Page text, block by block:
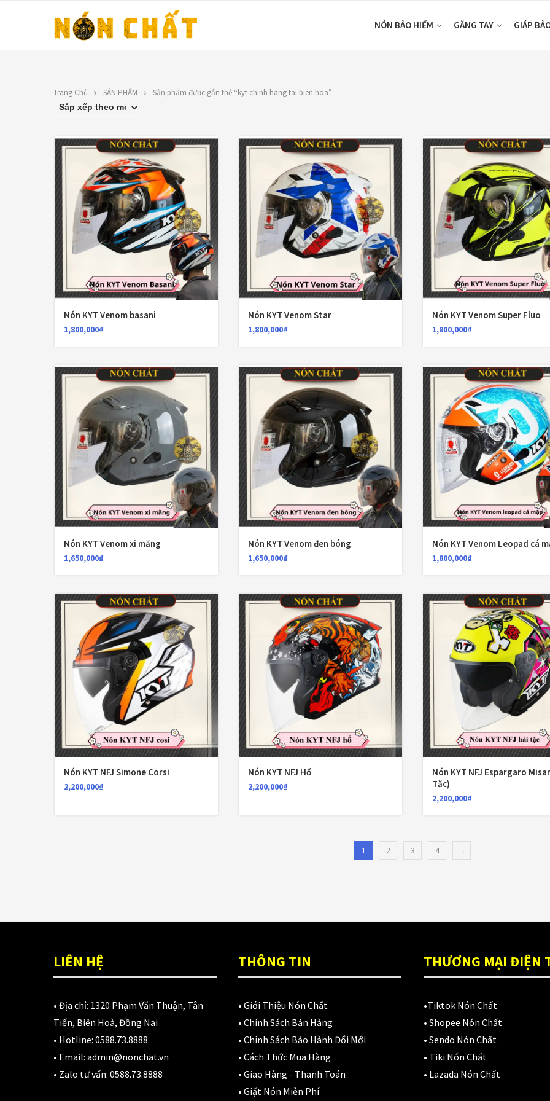
NÓN BẢO HIỂM GĂNG TAY GIÁP
LIÊN HỆ
Địa chỉ: 1330 Phạm Văn Thuận,
Tân Tiến, Biên Hòa, ĐN.
SĐT: 0588.73.8888
Email: nonchatbh@gmail.com
Giá: 120,000₫—2,800,000₫
Đen (1)
Trong (1)
Trang Chủ SẢN PHẨM Sản phẩm được gắn thẻ “kyt chinh hang tai bien hoa”
Nón KYT Venom basani
1,800,000₫
Nón KYT Venom Star
1,800,000₫
Nón KYT Venom Super Fluo
1,800,000₫
Nón KYT Venom xi măng
1,650,000₫
Nón KYT Venom đen bóng
1,650,000₫
Nón KYT Venom Leopad cá
1,800,000₫
Nón KYT NFJ Simone Corsi
2,200,000₫
Nón KYT NFJ Hổ
2,200,000₫
Nón KYT NFJ Espargaro
Tăc)
2,200,000₫
1 2 3 4 →
LIÊN HỆ
• Địa chỉ: 1320 Phạm Văn Thuận, Tân
Tiến, Biên Hoà, Đồng Nai
• Hotline: 0588.73.8888
• Email: admin@nonchat.vn
• Zalo tư vấn: 0588.73.8888
THÔNG TIN
• Giới Thiệu Nón Chất
• Chính Sách Bán Hàng
• Chính Sách Bảo Hành Đổi Mới
• Cách Thức Mua Hàng
• Giao Hàng - Thanh Toán
• Giặt Nón Miễn Phí
THƯƠNG MẠI ĐIỆN
•Tiktok Nón Chất
• Shopee Nón Chất
• Sendo Nón Chất
• Tiki Nón Chất
• Lazada Nón Chất